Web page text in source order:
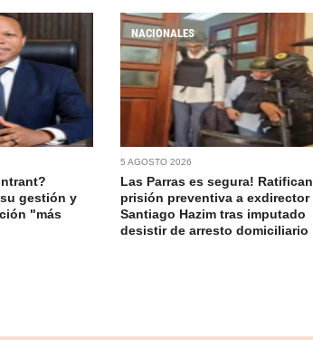
gestión y
"más
NACIONALES
5 AGOSTO 2026
Las Parras es segura! Ratifican
prisión preventiva a exdirector
Santiago Hazim tras imputado
desistir de arresto domiciliario